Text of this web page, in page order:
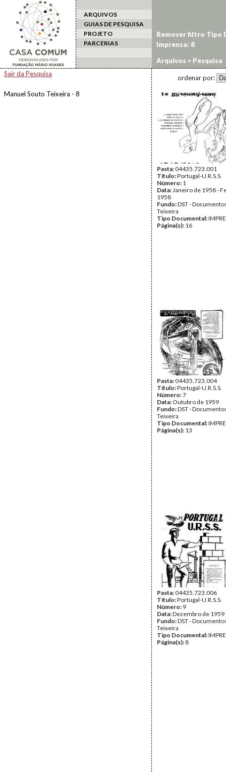
ARQUIVOS
GUIAS DE PESQUISA
PROJETO
PARCERIAS
Arquivos > Pesquisa
Sair da Pesquisa
Manuel Souto Teixeira - 8
Remover filtro Tipo
Imprensa: 8
ordenar por:
Pasta:04435.723.001
Título:Portugal-U.R.S.S.
Número: 1
Data:Janeiro de 1958 -
1958
Fundo:DST -
Teixeira
Tipo Documental:
Página(s): 16
Pasta:04435.723.004
Título:Portugal-U.R.S.S.
Número:7
Data: Outubro de 1959
Fundo:DST -
Teixeira
Tipo Documental:
Página(s): 13
Pasta:04435.723.006
Título:Portugal-U.R.S.S.
Número: 9
Data:Dezembro de 1959
Fundo:DST -
Teixeira
Tipo Documental:
Página(s): 8